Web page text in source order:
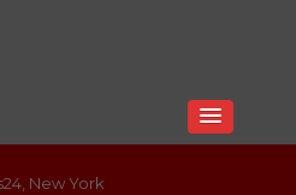
New York